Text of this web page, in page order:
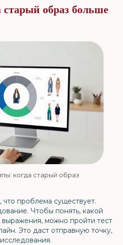
старый образ больше
когда старый образ
проблема существует.
Чтобы понять, какой
выражения, можно пройти тест
Это даст отправную точку,